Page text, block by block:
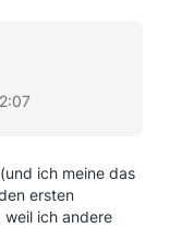
ich meine das
ersten
weil ich andere